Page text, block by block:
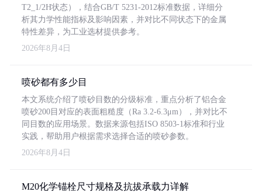
T2_1/2H状态），结合GB/T 5231-2012标准数据，详细分
析其力学性能指标及影响因素，并对比不同状态下的金属
特性差异，为工业选材提供参考。
2026年8月4日
喷砂都有多少目
本文系统介绍了喷砂目数的分级标准，重点分析了铝合金
喷砂200目对应的表面粗糙度（Ra 3.2-6.3μm），并对比不
同目数的应用场景。数据来源包括ISO 8503-1标准和行业
实践，帮助用户根据需求选择合适的喷砂参数。
2026年8月4日
M20化学锚栓尺寸规格及抗拔承载力详解